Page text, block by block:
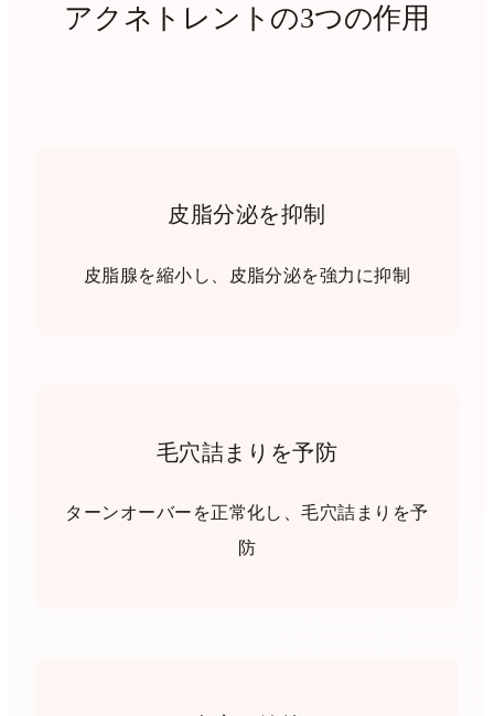
アクネトレントの3つの作用
皮脂分泌を抑制
皮脂腺を縮小し、皮脂分泌を強力に抑制
毛穴詰まりを予防
ターンオーバーを正常化し、毛穴詰まりを予
防